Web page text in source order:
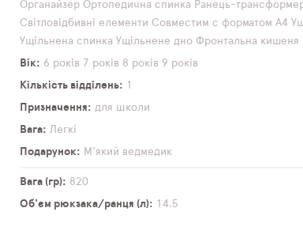
Органайзер Ортопедична спинка Ранець-
Світловідбивні елементи Совместим с форматом А4
Ущільнена спинка Ущільнене дно Фронтальна кишеня
Вік
6 років 7 років 8 років 9 років
Кількість відділень
1
Призначення
для школи
Вага
Легкі
Подарунок
М'який ведмедик
Вага (гр)
820
Об'єм рюкзака/ранця (л)
14,5